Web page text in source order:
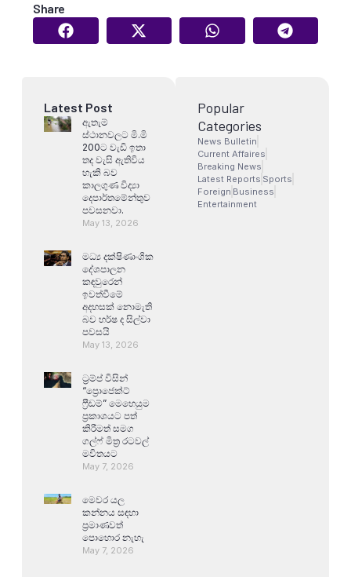
Share
Latest Post
ඇතැම්
ස්ථානවලට මි.මි
200ට වැඩි ඉතා
තද වැසි ඇතිවිය
හැකි බව
කාලගුණ විද්‍යා
දෙපාර්තමේන්තුව
පවසනවා.
May 13, 2026
මධ්‍ය දක්ෂිණාංශික
දේශපාලන
කඳවුරෙන්
ඉවත්වීමේ
අදහසක් නොමැති
බව හර්ෂ ද සිල්වා
පවසයි
May 13, 2026
ට්‍රම්ප් විසින්
“ප්‍රොජෙක්ට්
ෆ්‍රීඩම්” මෙහෙයුම
ප්‍රකාශයට පත්
කිරීමත් සමග
ගල්ෆ් මිත්‍ර රටවල්
මවිතයට
May 7, 2026
මෙවර යල
කන්නය සඳහා
ප්‍රමාණවත්
පොහොර නැහැ
May 7, 2026
Popular
Categories
News Bulletin
Current Affaires
Breaking News
Latest Reports Sports
Foreign Business
Entertainment